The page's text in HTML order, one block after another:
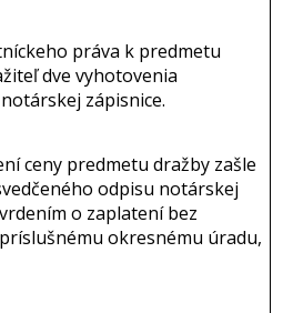
práva k predmetu
dve vyhotovenia
zápisnice.
ceny predmetu dražby zašle
odpisu notárskej
o zaplatení bez
okresnému úradu,